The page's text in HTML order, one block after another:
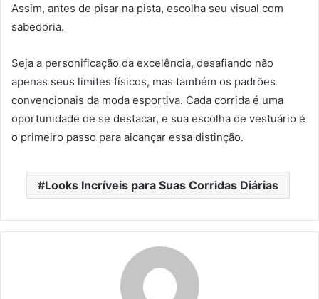
Assim, antes de pisar na pista, escolha seu visual com
sabedoria.
Seja a personificação da excelência, desafiando não
apenas seus limites físicos, mas também os padrões
convencionais da moda esportiva. Cada corrida é uma
oportunidade de se destacar, e sua escolha de vestuário é
o primeiro passo para alcançar essa distinção.
Looks Incríveis para Suas Corridas Diárias